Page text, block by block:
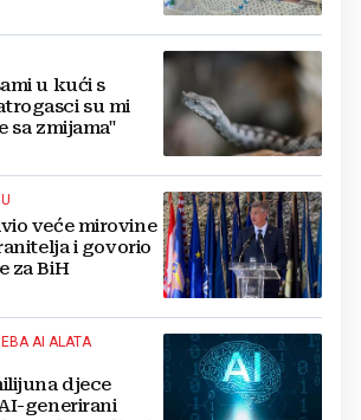
u kući s
su mi
sa zmijama"
veće mirovine
i govorio
za BiH
AI ALATA
djece
generirani